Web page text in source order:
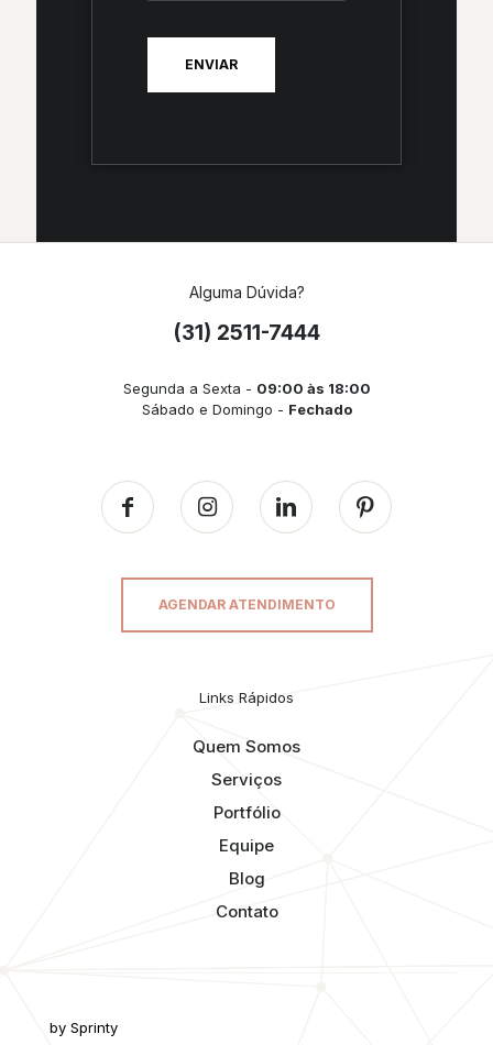
Alguma Dúvida?
(31) 2511-7444
Segunda a Sexta - 09:00 às 18:00
Sábado e Domingo - Fechado
AGENDAR ATENDIMENTO
Links Rápidos
Quem Somos
Serviços
Portfólio
Equipe
Blog
Contato
by Sprinty